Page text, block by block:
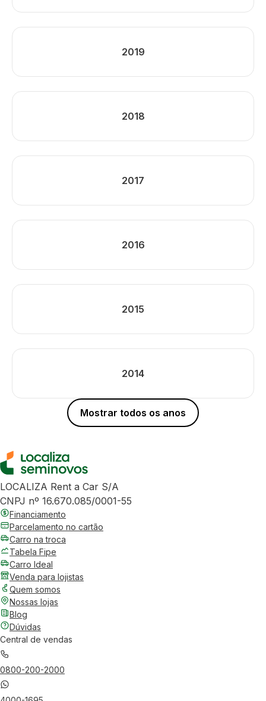
2019
2018
2017
2016
2015
2014
Mostrar todos os anos
LOCALIZA Rent a Car S/A
CNPJ nº 16.670.085/0001-55
Financiamento
Parcelamento no cartão
Carro na troca
Tabela Fipe
Carro Ideal
Venda para lojistas
Quem somos
Nossas lojas
Blog
Dúvidas
Central de vendas
0800-200-2000